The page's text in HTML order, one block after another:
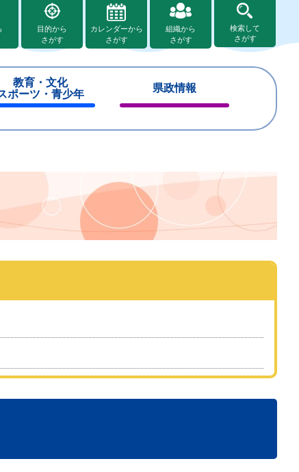
目的から
さがす
カレンダーから
さがす
組織から
さがす
検索して
さがす
教育・文化
ポーツ・青少年
県政情報
じ